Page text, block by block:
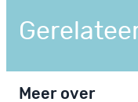
Meer over